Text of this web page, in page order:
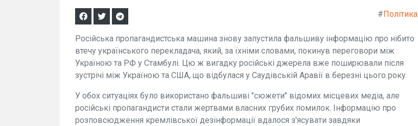
#Політика
Російська пропагандистська машина знову запустила фальшиву інформацію про нібито
втечу українського перекладача, який, за їхніми словами, покинув переговори між
Україною та РФ у Стамбулі. Цю ж вигадку російські джерела вже поширювали після
зустрічі між Україною та США, що відбулася у Саудівській Аравії в березні цього року.
У обох ситуаціях було використано фальшиві "сюжети" відомих місцевих медіа, але
російські пропагандисти стали жертвами власних грубих помилок. Інформацію про
розповсюдження кремлівської дезінформації вдалося з'ясувати завдяки